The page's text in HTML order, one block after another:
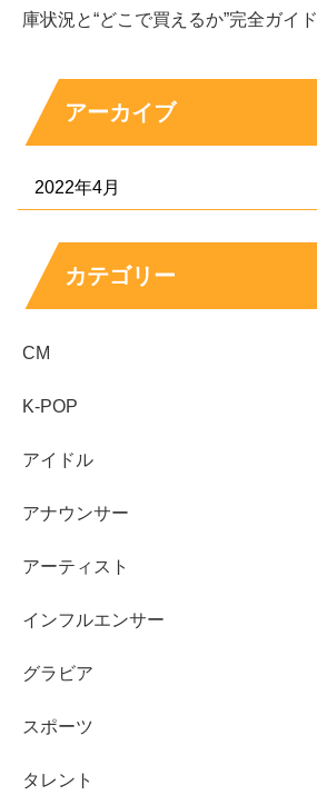
庫状況と“どこで買えるか”完全ガイド
アーカイブ
カテゴリー
CM
K-POP
アイドル
アナウンサー
アーティスト
インフルエンサー
グラビア
スポーツ
タレント